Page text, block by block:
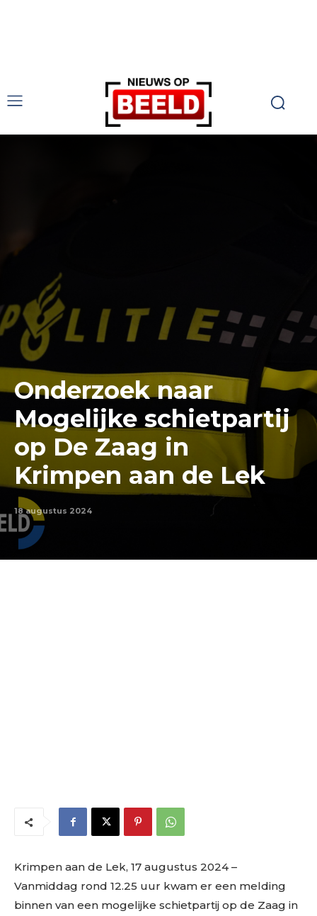
Onderzoek naar
Mogelijke schietpartij
op De Zaag in
Krimpen aan de Lek
18 augustus 2024
Krimpen aan de Lek, 17 augustus 2024 –
Vanmiddag rond 12.25 uur kwam er een melding
binnen van een mogelijke schietpartij op de Zaag in